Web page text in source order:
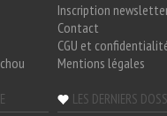
Inscription
Contact
CGU et
Mentions légales
LES DERNIERS